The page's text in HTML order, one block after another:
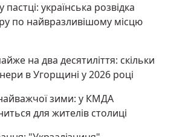
українська розвідка
по найвразливішому місцю
на два десятиліття: скільки
в Угорщині у 2026 році
зими: у КМДА
для жителів столиці